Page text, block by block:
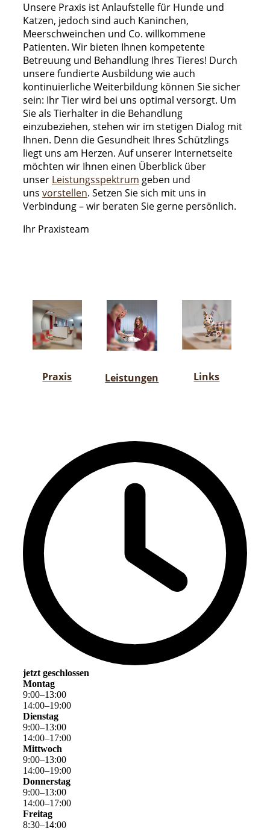
Unsere Praxis ist Anlaufstelle für Hunde und
Katzen, jedoch sind auch Kaninchen,
Meerschweinchen und Co. willkommene
Patienten. Wir bieten Ihnen kompetente
Betreuung und Behandlung Ihres Tieres! Durch
unsere fundierte Ausbildung wie auch
kontinuierliche Weiterbildung können Sie sicher
sein: Ihr Tier wird bei uns optimal versorgt. Um
Sie als Tierhalter in die Behandlung
einzubeziehen, stehen wir im stetigen Dialog mit
Ihnen. Denn die Gesundheit Ihres Schützlings
liegt uns am Herzen. Auf unserer Internetseite
möchten wir Ihnen einen Überblick über
unser Leistungsspektrum geben und
uns vorstellen. Setzen Sie sich mit uns in
Verbindung – wir beraten Sie gerne persönlich.
Ihr Praxisteam
Praxis Leistungen Links
jetzt geschlossen
Montag
9:00–13:00
14:00–19:00
Dienstag
9:00–13:00
14:00–17:00
Mittwoch
9:00–13:00
14:00–19:00
Donnerstag
9:00–13:00
14:00–17:00
Freitag
8:30–14:00